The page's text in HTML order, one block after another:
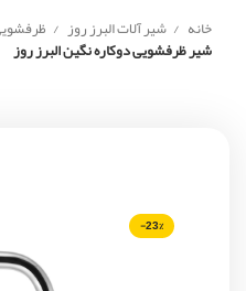
خانه شیر آلات البرز روز
شیر ظرفشویی دوکاره نگین البرز روز
-23%